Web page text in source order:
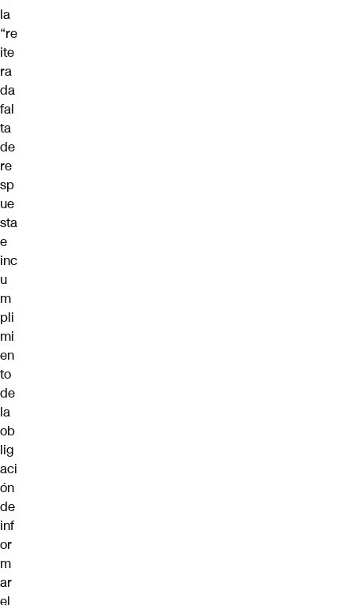
la
“re
ite
ra
da
fal
ta
de
re
sp
ue
sta
e
inc
u
m
pli
mi
en
to
de
la
ob
lig
aci
ón
de
inf
or
m
ar
el